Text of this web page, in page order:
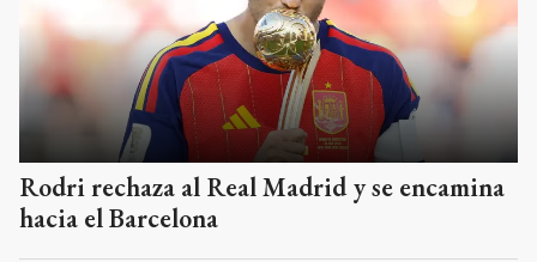
Rodri rechaza al Real Madrid y se encamina
hacia el Barcelona